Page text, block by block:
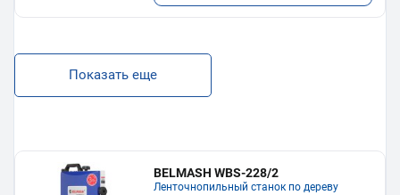
Показать еще
BELMASH WBS-228/2
Ленточнопильный станок по дереву